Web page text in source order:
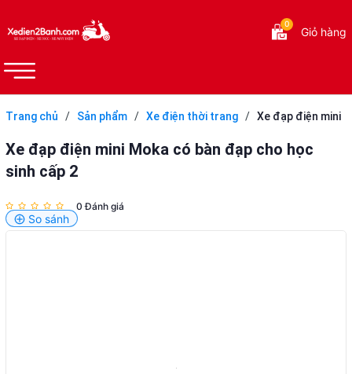
0
Giỏ hàng
Trang chủ / Sản phẩm / Xe điện thời trang / Xe đạp điện mini
Xe đạp điện mini Moka có bàn đạp cho học
sinh cấp 2
0 Đánh giá
So sánh